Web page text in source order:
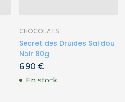
CHOCOLATS
Secret des Druides Salidou
Noir 80g
6,90 €
En stock